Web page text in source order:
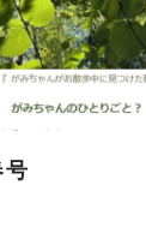
号